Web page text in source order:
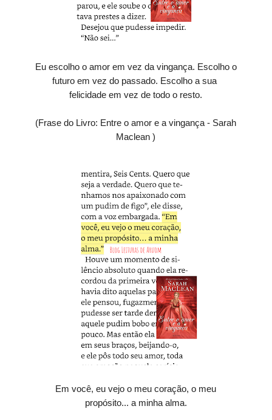
Eu escolho o amor em vez da vingança. Escolho o
futuro em vez do passado. Escolho a sua
felicidade em vez de todo o resto.
(Frase do Livro: Entre o amor e a vingança - Sarah
Maclean )
Em você, eu vejo o meu coração, o meu
propósito... a minha alma.